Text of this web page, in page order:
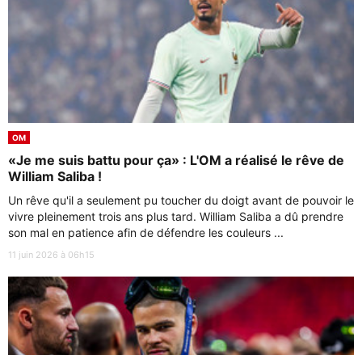
OM
«Je me suis battu pour ça» : L'OM a réalisé le rêve de
William Saliba !
Un rêve qu'il a seulement pu toucher du doigt avant de pouvoir le
vivre pleinement trois ans plus tard. William Saliba a dû prendre
son mal en patience afin de défendre les couleurs ...
11 juin 2026 à 06h15